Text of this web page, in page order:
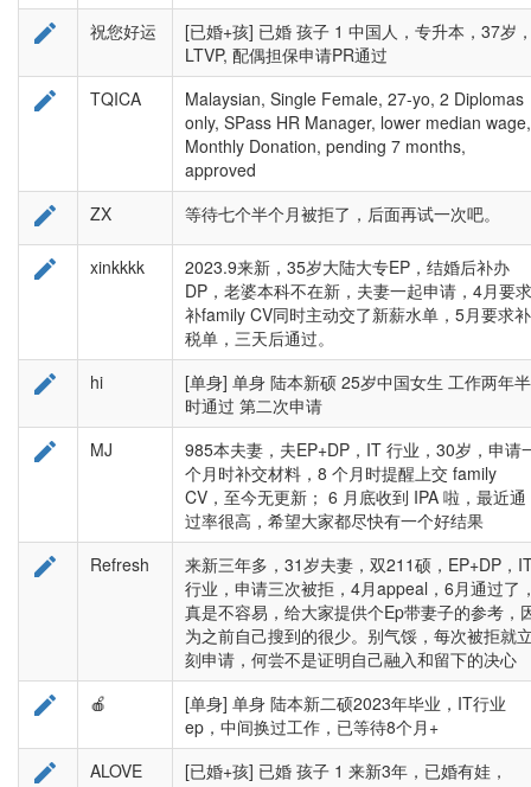
 祝您好运
[已婚+孩] 已婚 孩子 1 中国人，专升本，37岁
LTVP, 配偶担保申请PR通过
 TQICA
Malaysian, Single Female, 27-yo, 2 Diplomas
only, SPass HR Manager, lower median wage,
Monthly Donation, pending 7 months,
approved
 ZX 等待七个半个月被拒了，后面再试一次吧。
 xinkkkk
2023.9来新，35岁大陆大专EP，结婚后补办
DP，老婆本科不在新，夫妻一起申请，4月要求
补family CV同时主动交了新薪水单，5月要求补
税单，三天后通过。
 hi
[单身] 单身 陆本新硕 25岁中国女生 工作两年半
时通过 第二次申请
 MJ
985本夫妻，夫EP+DP，IT 行业，30岁，申请
个月时补交材料，8 个月时提醒上交 family
CV，至今无更新； 6 月底收到 IPA 啦，最近通
过率很高，希望大家都尽快有一个好结果
 Refresh
来新三年多，31岁夫妻，双211硕，EP+DP，
行业，申请三次被拒，4月appeal，6月通过了
真是不容易，给大家提供个Ep带妻子的参考，
为之前自己搜到的很少。别气馁，每次被拒就
刻申请，何尝不是证明自己融入和留下的决心
 🍎
[单身] 单身 陆本新二硕2023年毕业，IT行业
ep，中间换过工作，已等待8个月+
 ALOVE
[已婚+孩] 已婚 孩子 1 来新3年，已婚有娃，